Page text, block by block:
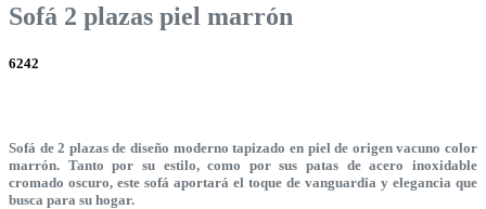
Sofá 2 plazas piel marrón
6242
Sofá de 2 plazas de diseño moderno tapizado en piel de origen vacuno color
marrón. Tanto por su estilo, como por sus patas de acero inoxidable
cromado oscuro, este sofá aportará el toque de vanguardia y elegancia que
busca para su hogar.